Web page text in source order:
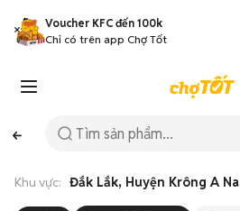
Voucher KFC đến 100k
Chỉ có trên app Chợ Tốt
Khu vực: Đắk Lắk, Huyện Krông A Na